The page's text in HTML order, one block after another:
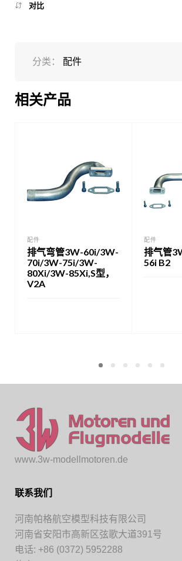
对比
分类： 配件
相关产品
配件
排气弯管3W-60i/3W-
70i/3W-75i/3W-
80Xi/3W-85Xi,S型，
V2A
配件
排气管
56i B2
www.3w-modellmotoren.de
联系我们
河南帕格航空模型科技有限公司
河南省安阳市高新区弦歌大道391号
电话: +86 (0372) 5952288